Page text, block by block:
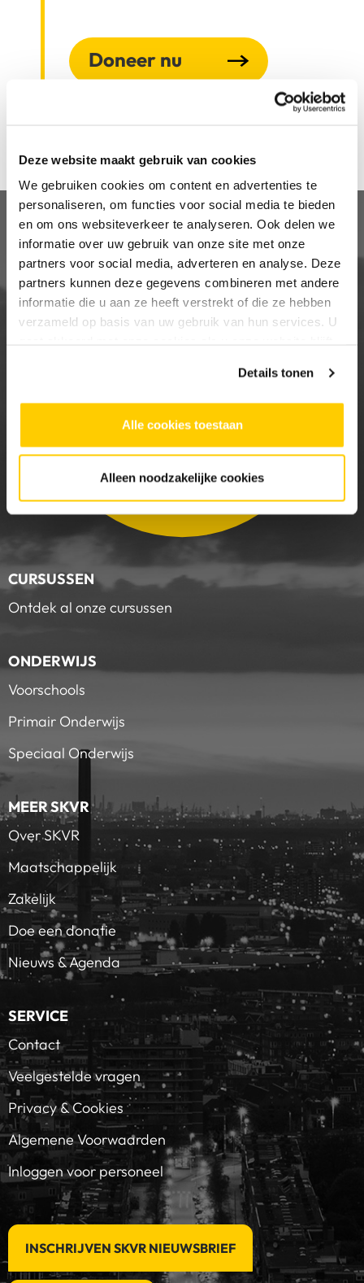
Deze website maakt gebruik van cookies
We gebruiken cookies om content en advertenties te
personaliseren, om functies voor social media te bieden
en om ons websiteverkeer te analyseren. Ook delen we
informatie over uw gebruik van onze site met onze
partners voor social media, adverteren en analyse. Deze
partners kunnen deze gegevens combineren met andere
informatie die u aan ze heeft verstrekt of die ze hebben
verzameld op basis van uw gebruik van hun services. U
Details tonen
Alle cookies toestaan
Alleen noodzakelijke cookies
Doneer nu
CURSUSSEN
Ontdek al onze cursussen
ONDERWIJS
Voorschools
Primair Onderwijs
Speciaal Onderwijs
MEER SKVR
Over SKVR
Maatschappelijk
Zakelijk
Doe een donatie
Nieuws & Agenda
SERVICE
Contact
Veelgestelde vragen
Privacy & Cookies
Algemene Voorwaarden
Inloggen voor personeel
INSCHRIJVEN SKVR NIEUWSBRIEF